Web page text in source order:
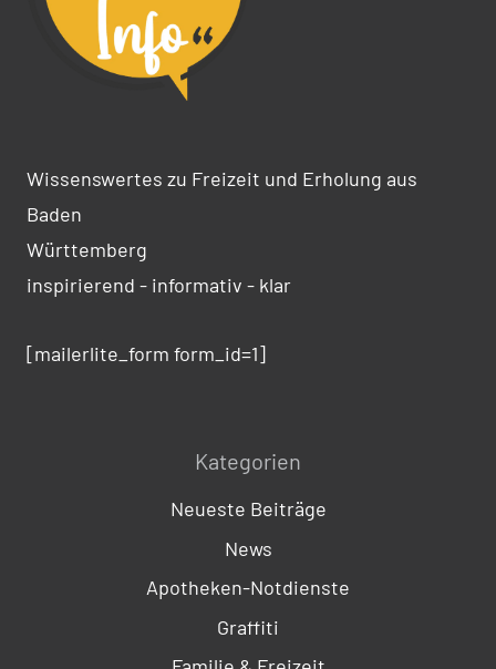
Wissenswertes zu Freizeit und Erholung aus
Baden
Württemberg
inspirierend - informativ - klar
[mailerlite_form form_id=1]
Kategorien
Neueste Beiträge
News
Apotheken-Notdienste
Graffiti